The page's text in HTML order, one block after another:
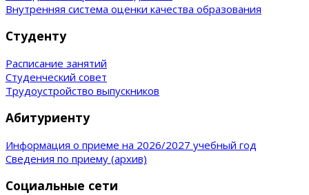
Внутренняя система оценки качества образования
Студенту
Расписание занятий
Студенческий совет
Трудоустройство выпускников
Абитуриенту
Информация о приеме на 2026/2027 учебный год
Сведения по приему (архив)
Социальные сети